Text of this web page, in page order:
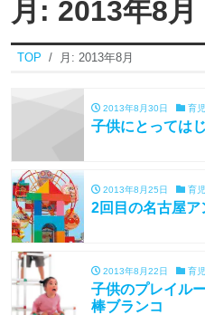
月: 2013年8月
TOP 月: 2013年8月
2013年8月30日 育
子供にとっては
2013年8月25日 育
2回目の名古屋ア
2013年8月22日 育
子供のプレイル
棒ブランコ